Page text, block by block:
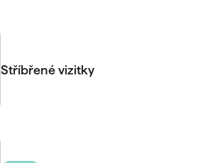
Stříbřené vizitky